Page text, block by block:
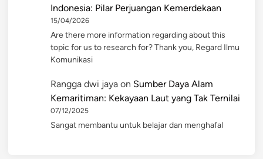
Indonesia: Pilar Perjuangan Kemerdekaan
15/04/2026
Are there more information regarding about this
topic for us to research for? Thank you, Regard Ilmu
Komunikasi
Rangga dwi jaya on Sumber Daya Alam
Kemaritiman: Kekayaan Laut yang Tak Ternilai
07/12/2025
Sangat membantu untuk belajar dan menghafal